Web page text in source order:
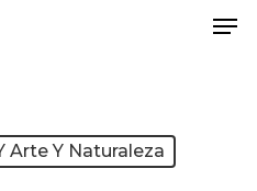
Arte Y Naturaleza